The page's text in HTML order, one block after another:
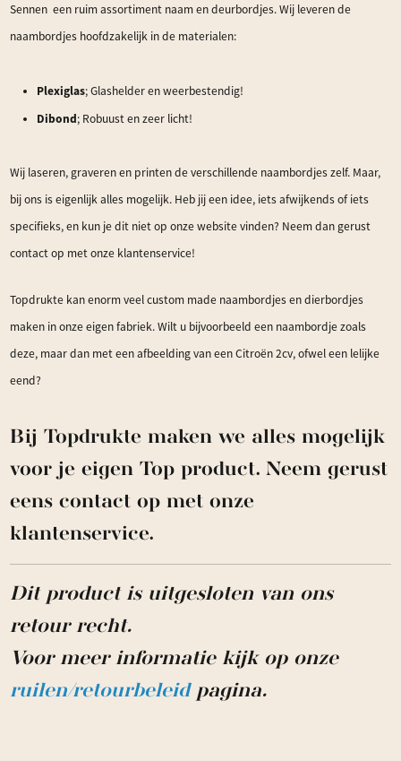
Sennen een ruim assortiment naam en deurbordjes. Wij leveren de
naambordjes hoofdzakelijk in de materialen:
Plexiglas; Glashelder en weerbestendig!
Dibond; Robuust en zeer licht!
Wij laseren, graveren en printen de verschillende naambordjes zelf. Maar,
bij ons is eigenlijk alles mogelijk. Heb jij een idee, iets afwijkends of iets
specifieks, en kun je dit niet op onze website vinden? Neem dan gerust
contact op met onze klantenservice!
Topdrukte kan enorm veel custom made naambordjes en dierbordjes
maken in onze eigen fabriek. Wilt u bijvoorbeeld een naambordje zoals
deze, maar dan met een afbeelding van een Citroën 2cv, ofwel een lelijke
eend?
Bij Topdrukte maken we alles mogelijk
voor je eigen Top product. Neem gerust
eens contact op met onze
klantenservice.
Dit product is uitgesloten van ons
retour recht.
Voor meer informatie kijk op onze
ruilen/retourbeleidpagina.